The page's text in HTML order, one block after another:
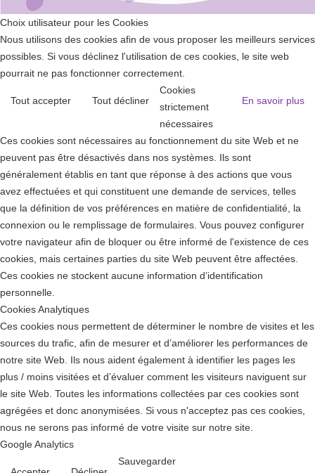
Choix utilisateur pour les Cookies
Nous utilisons des cookies afin de vous proposer les meilleurs services
possibles. Si vous déclinez l'utilisation de ces cookies, le site web
pourrait ne pas fonctionner correctement.
Tout accepter Tout décliner En savoir plus
Cookies
strictement
nécessaires
Ces cookies sont nécessaires au fonctionnement du site Web et ne
peuvent pas être désactivés dans nos systèmes. Ils sont
généralement établis en tant que réponse à des actions que vous
avez effectuées et qui constituent une demande de services, telles
que la définition de vos préférences en matière de confidentialité, la
connexion ou le remplissage de formulaires. Vous pouvez configurer
votre navigateur afin de bloquer ou être informé de l'existence de ces
cookies, mais certaines parties du site Web peuvent être affectées.
Ces cookies ne stockent aucune information d’identification
personnelle.
Cookies Analytiques
Ces cookies nous permettent de déterminer le nombre de visites et les
sources du trafic, afin de mesurer et d’améliorer les performances de
notre site Web. Ils nous aident également à identifier les pages les
plus / moins visitées et d’évaluer comment les visiteurs naviguent sur
le site Web. Toutes les informations collectées par ces cookies sont
agrégées et donc anonymisées. Si vous n'acceptez pas ces cookies,
nous ne serons pas informé de votre visite sur notre site.
Google Analytics
Sauvegarder